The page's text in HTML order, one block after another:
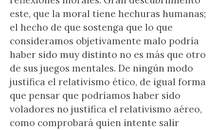
este, que la moral tiene hechuras humanas;
el hecho de que sostenga que lo que
consideramos objetivamente malo podría
haber sido muy distinto no es más que otro
de sus juegos mentales. De ningún modo
justifica el relativismo ético, de igual forma
que pensar que podríamos haber sido
voladores no justifica el relativismo aéreo,
como comprobará quien intente salir